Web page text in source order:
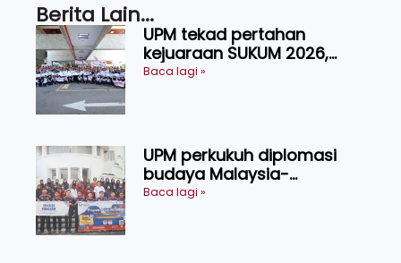
Berita Lain...
UPM tekad pertahan
kejuaraan SUKUM 2026,
sasar 16 pingat emas
Baca lagi »
UPM perkukuh diplomasi
budaya Malaysia-
Indonesia melalui Narasi
Baca lagi »